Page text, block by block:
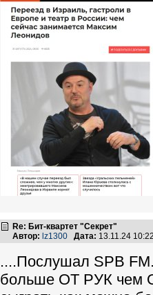
Re: Бит-квартет "Секрет"
Автор: lz1300 Дата: 13.11.24
....Послушал SPB
больше ОТ РУК чем